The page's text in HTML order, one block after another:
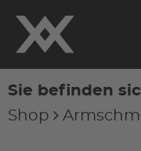
Sie befinden
Shop